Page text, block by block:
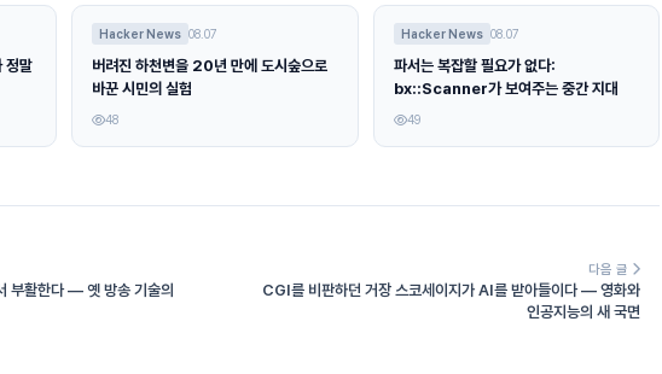
정말
Hacker News 08.07
버려진 하천변을 20년 만에 도시숲으로
바꾼 시민의 실험
48
Hacker News 08.07
파서는 복잡할 필요가 없다:
bx::Scanner가 보여주는 중간 지대
49
부활한다 — 옛 방송 기술의
다음 글
CGI를 비판하던 거장 스코세이지가 AI를 받아들이다 — 영화와
인공지능의 새 국면